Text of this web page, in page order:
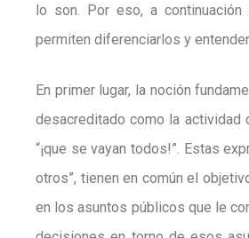
lo son. Por eso, a
permiten diferenciarlos y
En primer lugar, la noción
desacreditado como la actividad
“¡que se vayan todos!”. Estas
otros”, tienen en común el
en los asuntos públicos que le